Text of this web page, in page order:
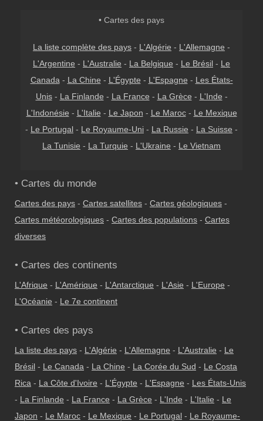
• Cartes des pays
La liste complète des pays - L'Algérie - L'Allemagne -
L'Argentine - L'Australie - La Belgique - Le Brésil - Le
Canada - La Chine - L'Égypte - L'Espagne - Les États-
Unis- La Finlande - La France - La Grèce - L'Inde -
L'Indonésie - L'Italie - Le Japon - Le Maroc- Le Mexique
- Le Portugal - Le Royaume-Uni - La Russie - La Suisse -
La Tunisie - La Turquie - L'Ukraine - Le Vietnam
• Cartes du monde
Cartes des pays - Cartes satellites - Cartes géologiques -
Cartes météorologiques - Cartes des populations - Cartes
diverses
• Cartes des continents
L'Afrique - L'Amérique - L'Antarctique - L'Asie - L'Europe -
L'Océanie - Le 7e continent
• Cartes des pays
La liste des pays - L'Algérie - L'Allemagne - L'Australie - Le
Brésil - Le Canada - La Chine - La Corée du Sud - Le Costa
Rica - La Côte d'Ivoire - L'Égypte - L'Espagne - Les États-Unis
- La Finlande - La France - La Grèce - L'Inde - L'Italie - Le
Japon - Le Maroc - Le Mexique - Le Portugal - Le Royaume-